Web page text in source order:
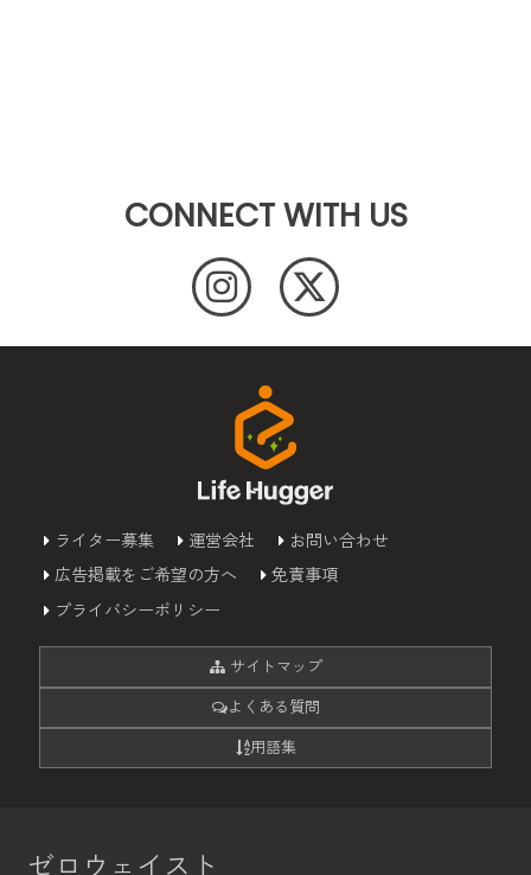
CONNECT WITH US
ライター募集 運営会社
お問い合わせ
広告掲載をご希望の方へ
免責事項
プライバシーポリシー
サイトマップ
よくある質問
用語集
ゼロウェイスト